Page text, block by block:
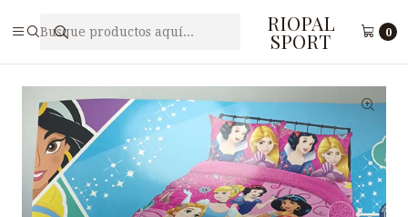
RIOPAL
SPORT 0
Cobertores
COBERTOR 5 PIEZAS TRUELOVE PRINCESAS 305A